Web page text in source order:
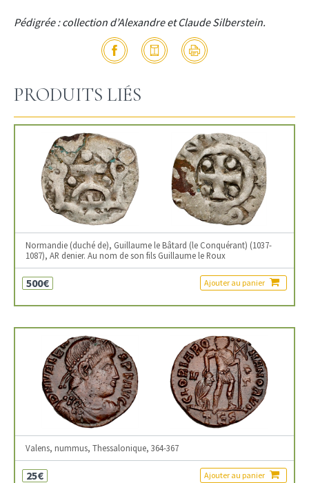
Pédigrée : collection d’Alexandre et Claude Silberstein.
PRODUITS LIÉS
Normandie (duché de), Guillaume le Bâtard (le Conquérant) (1037-
1087), AR denier. Au nom de son fils Guillaume le Roux
500€ Ajouter au panier
Valens, nummus, Thessalonique, 364-367
25€ Ajouter au panier